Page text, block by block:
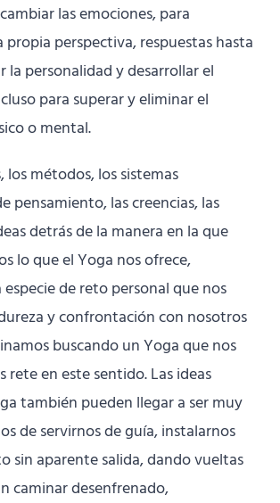
las emociones, para
perspectiva, respuestas hasta
la personalidad y desarrollar el
para superar y eliminar el
o mental.
los métodos, los sistemas
pensamiento, las creencias, las
detrás de la manera en la que
lo que el Yoga nos ofrece,
de reto personal que nos
y confrontación con nosotros
buscando un Yoga que nos
rete en este sentido. Las ideas
también pueden llegar a ser muy
de servirnos de guía, instalarnos
sin aparente salida, dando vueltas
caminar desenfrenado,